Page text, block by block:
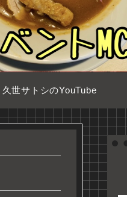
久世サトシのYouTube